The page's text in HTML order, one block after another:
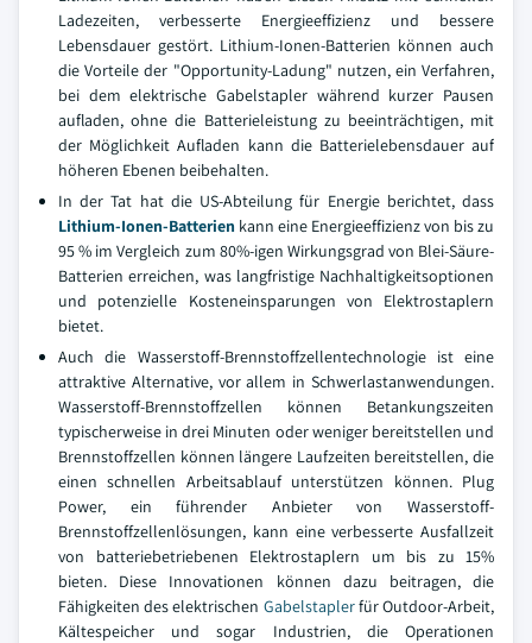
Ladezeiten, verbesserte Energieeffizienz und bessere
Lebensdauer gestört. Lithium-Ionen-Batterien können auch
die Vorteile der "Opportunity-Ladung" nutzen, ein Verfahren,
bei dem elektrische Gabelstapler während kurzer Pausen
aufladen, ohne die Batterieleistung zu beeinträchtigen, mit
der Möglichkeit Aufladen kann die Batterielebensdauer auf
höheren Ebenen beibehalten.
In der Tat hat die US-Abteilung für Energie berichtet, dass
Lithium-Ionen-Batterien kann eine Energieeffizienz von bis zu
95 % im Vergleich zum 80%-igen Wirkungsgrad von Blei-Säure-
Batterien erreichen, was langfristige Nachhaltigkeitsoptionen
und potenzielle Kosteneinsparungen von Elektrostaplern
bietet.
Auch die Wasserstoff-Brennstoffzellentechnologie ist eine
attraktive Alternative, vor allem in Schwerlastanwendungen.
Wasserstoff-Brennstoffzellen können Betankungszeiten
typischerweise in drei Minuten oder weniger bereitstellen und
Brennstoffzellen können längere Laufzeiten bereitstellen, die
einen schnellen Arbeitsablauf unterstützen können. Plug
Power, ein führender Anbieter von Wasserstoff-
Brennstoffzellenlösungen, kann eine verbesserte Ausfallzeit
von batteriebetriebenen Elektrostaplern um bis zu 15%
bieten. Diese Innovationen können dazu beitragen, die
Fähigkeiten des elektrischen Gabelstaplerfür Outdoor-Arbeit,
Kältespeicher und sogar Industrien, die Operationen